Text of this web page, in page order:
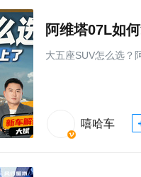
阿维塔07L如
大五座SUV怎么选？
嘻哈车